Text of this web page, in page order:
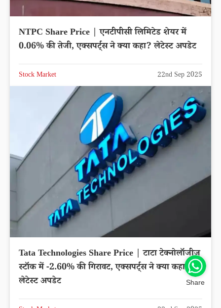
NTPC Share Price | एनटीपीसी लिमिटेड शेयर में
0.06% की तेजी, एक्सपर्ट्स ने क्या कहा? लेटेस्ट अपडेट
Stock Market 22nd Sep 2025
Tata Technologies Share Price | टाटा टेक्नोलॉजीज
स्टॉक में -2.60% की गिरावट, एक्सपर्ट्स ने क्या कहा?
लेटेस्ट अपडेट
Share